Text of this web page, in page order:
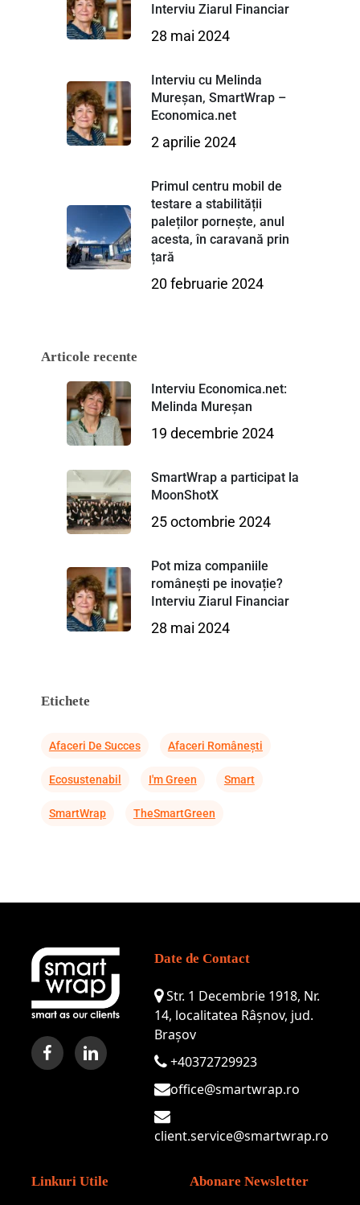
Interviu Ziarul Financiar
28 mai 2024
Interviu cu Melinda
Mureșan, SmartWrap –
Economica.net
2 aprilie 2024
Primul centru mobil de
testare a stabilității
paleților pornește, anul
acesta, în caravană prin
țară
20 februarie 2024
Articole recente
Interviu Economica.net:
Melinda Mureșan
19 decembrie 2024
SmartWrap a participat la
MoonShotX
25 octombrie 2024
Pot miza companiile
românești pe inovație?
Interviu Ziarul Financiar
28 mai 2024
Etichete
Afaceri De Succes Afaceri Românești
Ecosustenabil I'm Green Smart
SmartWrap TheSmartGreen
Date de Contact
Str. 1 Decembrie 1918, Nr.
14, localitatea Râșnov, jud.
Brașov
+40372729923
office@smartwrap.ro
client.service@smartwrap.ro
Linkuri Utile Abonare Newsletter